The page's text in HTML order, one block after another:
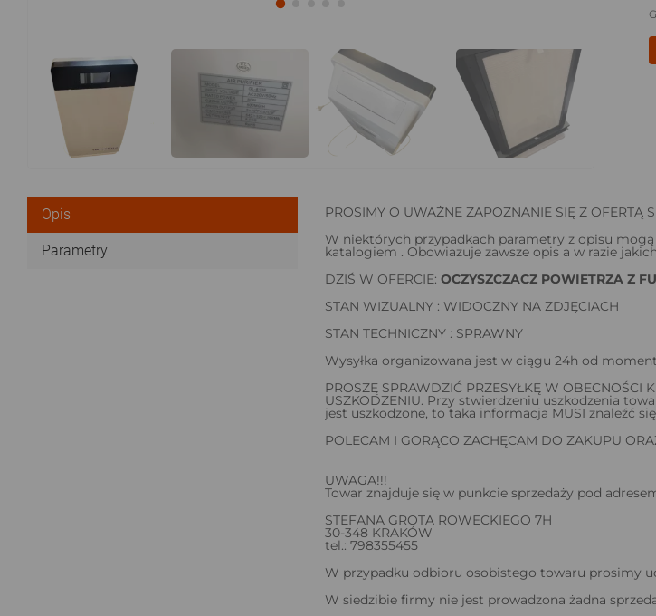
Opis
Parametry
PROSIMY O UWAŻNE ZAPOZNANIE SIĘ Z OFERTĄ
W niektórych przypadkach parametry z opisu
katalogiem . Obowiazuje zawsze opis a w razie
DZIŚ W OFERCIE: OCZYSZCZACZ POWIETRZA Z
STAN WIZUALNY : WIDOCZNY NA ZDJĘCIACH
STAN TECHNICZNY : SPRAWNY
Wysyłka organizowana jest w ciągu 24h od
PROSZĘ SPRAWDZIĆ PRZESYŁKĘ W OBECNOŚCI
USZKODZENIU. Przy stwierdzeniu uszkodzenia
jest uszkodzone, to taka informacja MUSI znaleźć
POLECAM I GORĄCO ZACHĘCAM DO ZAKUPU
UWAGA!!!
Towar znajduje się w punkcie sprzedaży pod
STEFANA GROTA ROWECKIEGO 7H
30-348 KRAKÓW
tel.: 798355455
W przypadku odbioru osobistego towaru prosimy
W siedzibie firmy nie jest prowadzona żadna